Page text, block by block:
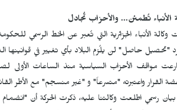
الأنباء تُطمئن... والأحزاب تُجادل
وكالة الأنباء الجزائرية التي تُعبر عن الخط
"تحصيل حاصل" لن يلُزم البلاد بأي تغيير في قوانينها
مواقف الأحزاب السياسية منذ الساعات الأولى
القرار واعتبرته "متسرعاً" و "غير منسجم" مع الأطر